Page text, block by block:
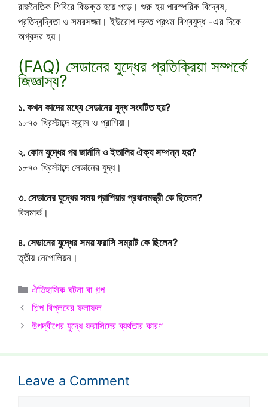
রাজনৈতিক শিবিরে বিভক্ত হয়ে পড়ে। শুরু হয় পারস্পরিক বিদ্বেষ,
প্রতিদ্বন্দ্বিতা ও সমরসজ্জা। ইউরোপ দ্রুত প্রথম বিশ্বযুদ্ধ -এর দিকে
অগ্রসর হয়।
(FAQ) সেডানের যুদ্ধের প্রতিক্রিয়া সম্পর্কে
জিজ্ঞাস্য?
১. কখন কাদের মধ্যে সেডানের যুদ্ধ সংঘটিত হয়?
১৮৭০ খ্রিস্টাব্দে ফ্রান্স ও প্রাশিয়া।
২. কোন যুদ্ধের পর জার্মানি ও ইতালির ঐক্য সম্পন্ন হয়?
১৮৭০ খ্রিস্টাব্দে সেডানের যুদ্ধ।
৩. সেডানের যুদ্ধের সময় প্রাশিয়ার প্রধানমন্ত্রী কে ছিলেন?
বিসমার্ক।
৪. সেডানের যুদ্ধের সময় ফরাসি সম্রাট কে ছিলেন?
তৃতীয় নেপোলিয়ন।
Categories
ঐতিহাসিক ঘটনা বা গল্প
শিল্প বিপ্লবের ফলাফল
উপদ্বীপের যুদ্ধে ফরাসিদের ব্যর্থতার কারণ
Leave a Comment